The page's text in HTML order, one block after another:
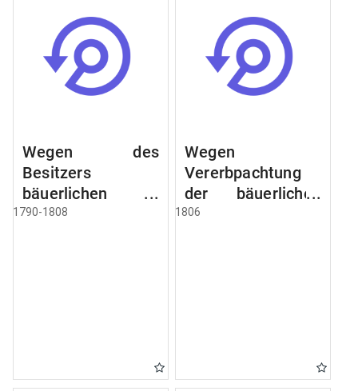
Wegen des
Besitzers
bäuerlichen
Grundstücke, den
1790-1808
Wegen
Vererbpachtung
der bäuerlichen
Grundstücke und
1806